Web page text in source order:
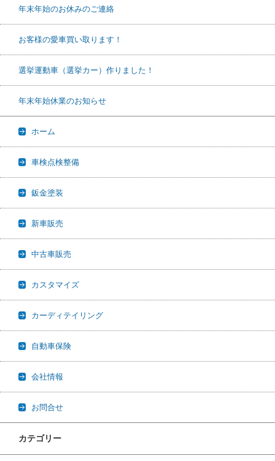
年末年始のお休みのご連絡
お客様の愛車買い取ります！
選挙運動車（選挙カー）作りました！
年末年始休業のお知らせ
ホーム
車検点検整備
鈑金塗装
新車販売
中古車販売
カスタマイズ
カーディテイリング
自動車保険
会社情報
お問合せ
カテゴリー